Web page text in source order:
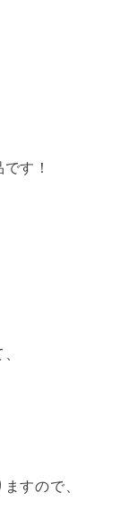
す！
すので、